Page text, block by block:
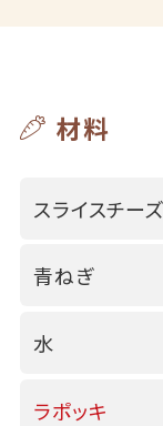
材料
スライスチーズ
青ねぎ
水
ラポッキ